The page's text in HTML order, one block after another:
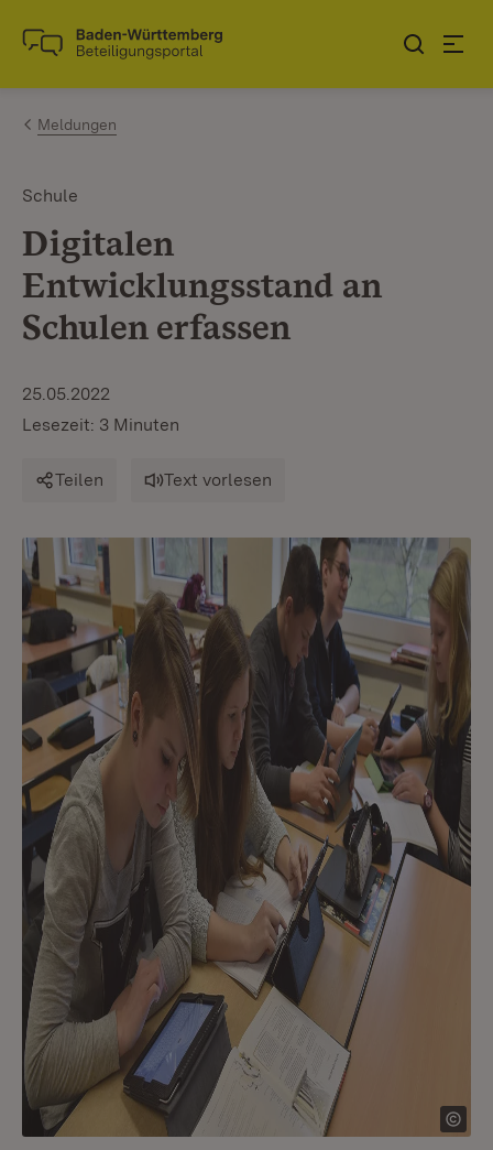
Zum Inhalt springen
Link zur Startseite
Meldungen
Schule
Digitalen
Entwicklungsstand an
Schulen erfassen
25.05.2022
Lesezeit: 3 Minuten
Teilen Text vorlesen